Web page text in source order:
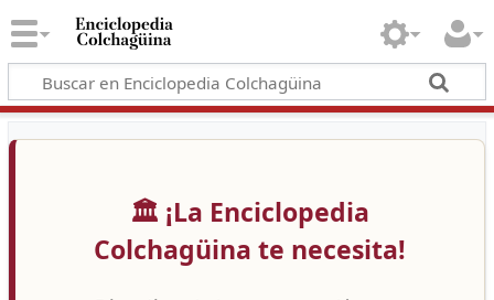
🏛️ ¡La Enciclopedia
Colchagüina te necesita!